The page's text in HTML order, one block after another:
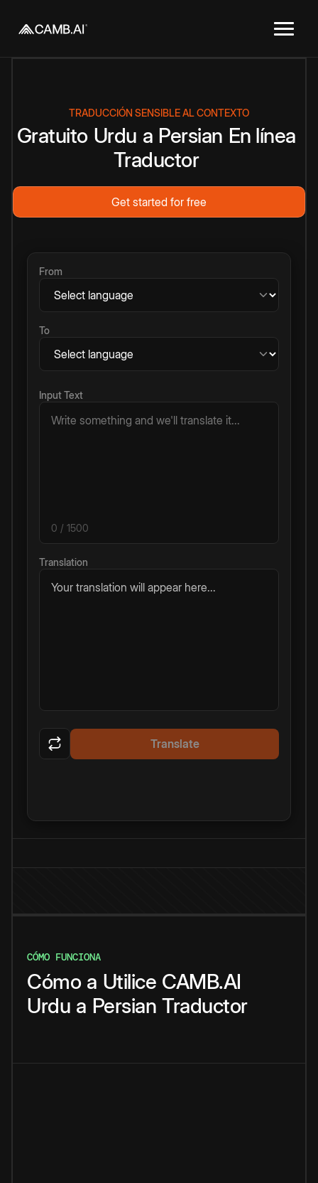
TRADUCCIÓN SENSIBLE AL CONTEXTO
Gratuito Urdu a Persian En línea
Traductor
Get started for free
From
To
Input Text
0 / 1500
Translation
Your translation will appear here...
Translate
CÓMO FUNCIONA
Cómo a Utilice CAMB.AI
Urdu a Persian Traductor